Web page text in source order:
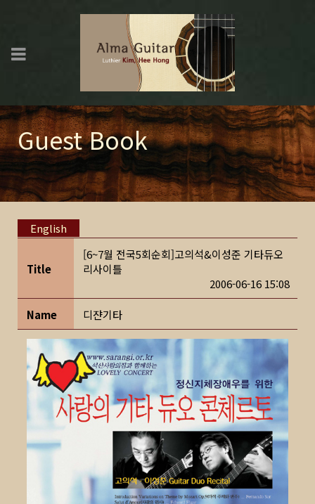
Guest Book
English
Title
[6~7월 전국5회순회]고의석&이성준 기타듀오
리사이틀
2006-06-16 15:08
Name 디쟌기타